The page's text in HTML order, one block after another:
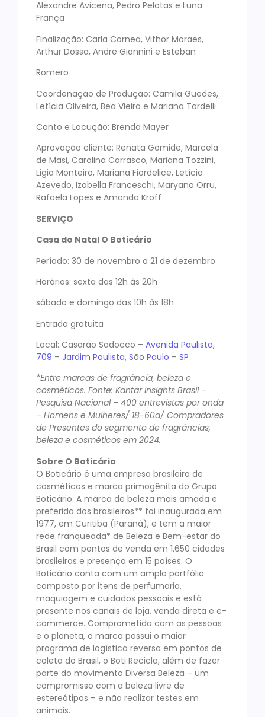
Alexandre Avicena, Pedro Pelotas e Luna
França
Finalização: Carla Cornea, Vithor Moraes,
Arthur Dossa, Andre Giannini e Esteban
Romero
Coordenação de Produção: Camila Guedes,
Letícia Oliveira, Bea Vieira e Mariana Tardelli
Canto e Locução: Brenda Mayer
Aprovação cliente: Renata Gomide, Marcela
de Masi, Carolina Carrasco, Mariana Tozzini,
Ligia Monteiro, Mariana Fiordelice, Letícia
Azevedo, Izabella Franceschi, Maryana Orru,
Rafaela Lopes e Amanda Kroff
SERVIÇO
Casa do Natal O Boticário
Período: 30 de novembro a 21 de dezembro
Horários: sexta das 12h às 20h
sábado e domingo das 10h às 18h
Entrada gratuita
Local: Casarão Sadocco – Avenida Paulista,
709 – Jardim Paulista, São Paulo – SP
*Entre marcas de fragrância, beleza e
cosméticos. Fonte: Kantar Insights Brasil –
Pesquisa Nacional – 400 entrevistas por onda
– Homens e Mulheres/ 18-60a/ Compradores
de Presentes do segmento de fragrâncias,
beleza e cosméticos em 2024.
Sobre O Boticário
O Boticário é uma empresa brasileira de
cosméticos e marca primogênita do Grupo
Boticário. A marca de beleza mais amada e
preferida dos brasileiros** foi inaugurada em
1977, em Curitiba (Paraná), e tem a maior
rede franqueada* de Beleza e Bem-estar do
Brasil com pontos de venda em 1.650 cidades
brasileiras e presença em 15 países. O
Boticário conta com um amplo portfólio
composto por itens de perfumaria,
maquiagem e cuidados pessoais e está
presente nos canais de loja, venda direta e e-
commerce. Comprometida com as pessoas
e o planeta, a marca possui o maior
programa de logística reversa em pontos de
coleta do Brasil, o Boti Recicla, além de fazer
parte do movimento Diversa Beleza – um
compromisso com a beleza livre de
estereótipos – e não realizar testes em
animais.